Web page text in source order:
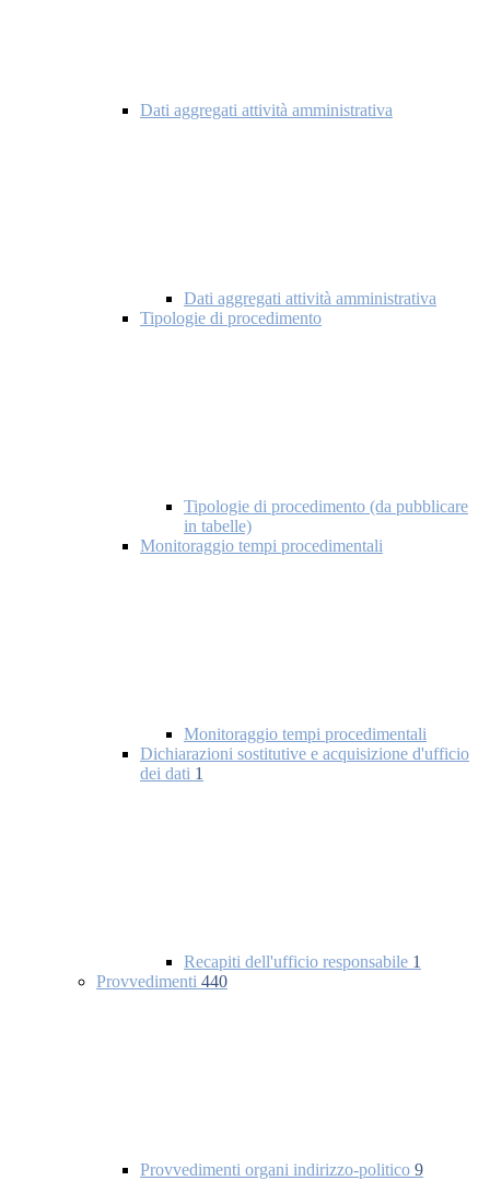
Dati aggregati attività amministrativa
Dati aggregati attività amministrativa
Tipologie di procedimento
Tipologie di procedimento (da pubblicare
in tabelle)
Monitoraggio tempi procedimentali
Monitoraggio tempi procedimentali
Dichiarazioni sostitutive e acquisizione d'ufficio
dei dati 1
Recapiti dell'ufficio responsabile 1
Provvedimenti 440
Provvedimenti organi indirizzo-politico 9